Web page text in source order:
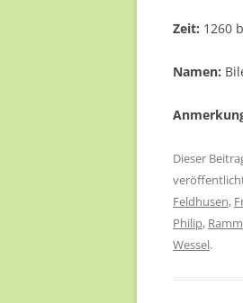
Zeit: 1260
Namen:
Dieser
Feldhusen,
Philip, Ramm
Wessel.